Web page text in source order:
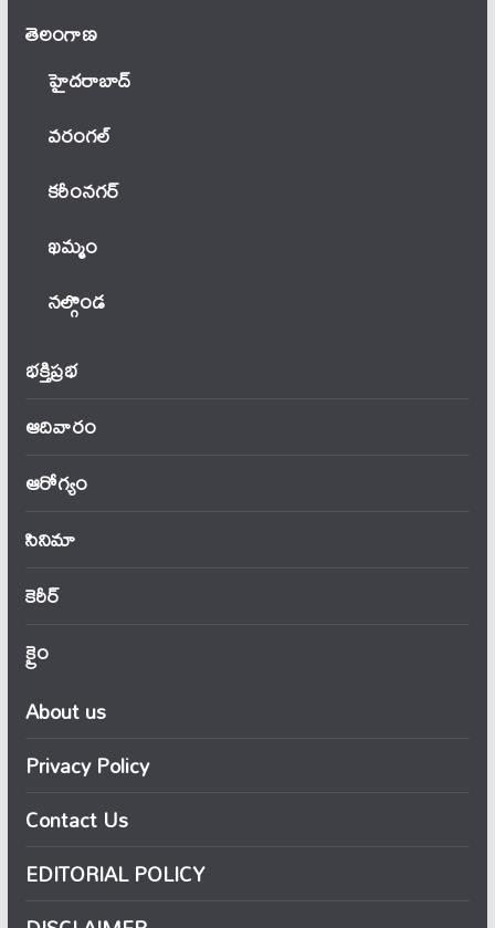
తెలంగాణ‌
హైదరాబాద్
వ‌రంగ‌ల్
కరీంనగర్
ఖ‌మ్మం
నల్గొండ
భక్తిప్రభ
ఆదివారం
ఆరోగ్యం
సినిమా
కెరీర్
క్రైం
About us
Privacy Policy
Contact Us
EDITORIAL POLICY